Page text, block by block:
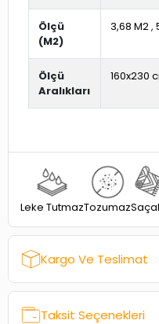
Ölçü
(M2)
3,68 M2,
Ölçü
Aralıkları
160x230
Leke TutmazTozumaz
Kargo Ve Teslimat
Taksit Seçenekleri